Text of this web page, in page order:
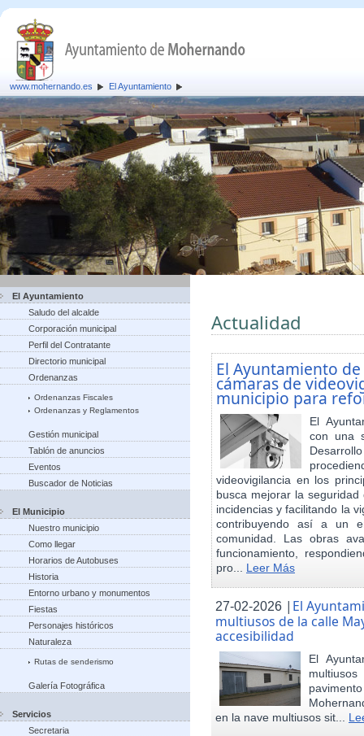
www.mohernando.es El Ayuntamiento
El Ayuntamiento
Saludo del alcalde
Corporación municipal
Perfil del Contratante
Directorio municipal
Ordenanzas
Ordenanzas Fiscales
Ordenanzas y Reglamentos
Gestión municipal
Tablón de anuncios
Eventos
Buscador de Noticias
El Municipio
Nuestro municipio
Como llegar
Horarios de Autobuses
Historia
Entorno urbano y monumentos
Fiestas
Personajes históricos
Naturaleza
Rutas de senderismo
Galería Fotográfica
Servicios
Secretaria
Actualidad
El Ayuntamiento
cámaras de
municipio para
El
con una
videovigilancia en los
busca mejorar la
incidencias y facilitando la
contribuyendo así a un
comunidad. Las obras
funcionamiento,
pro... Leer Más
27-02-2026 | El
multiusos de la calle
accesibilidad
El
en la nave multiusos sit...